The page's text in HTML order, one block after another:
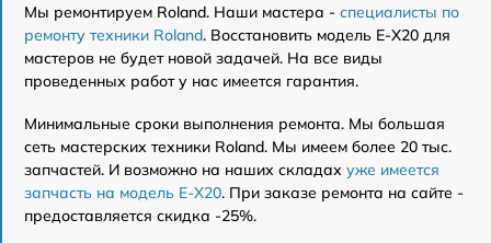
Мы ремонтируем Roland. Наши мастера - специалисты по
ремонту техники Roland. Восстановить модель E-X20 для
мастеров не будет новой задачей. На все виды
проведенных работ у нас имеется гарантия.
Минимальные сроки выполнения ремонта. Мы большая
сеть мастерских техники Roland. Мы имеем более 20 тыс.
запчастей. И возможно на наших складах уже имеется
запчасть на модель E-X20. При заказе ремонта на сайте -
предоставляется скидка -25%.